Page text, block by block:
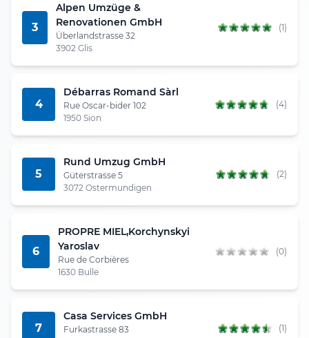
3
Alpen Umzüge &
Renovationen GmbH
Überlandstrasse 32
3902 Glis
(1)
4
Débarras Romand Sàrl
Rue Oscar-bider 102
1950 Sion
(4)
5
Rund Umzug GmbH
Güterstrasse 5
3072 Ostermundigen
(2)
6
PROPRE MIEL,Korchynskyi
Yaroslav
Rue de Corbières
1630 Bulle
(0)
7
Casa Services GmbH
Furkastrasse 83
(1)